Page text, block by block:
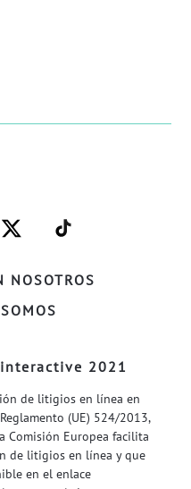
NOSOTROS
–
TWITTER–
–
WELIFE–
2021
de litigios en línea en
(UE) 524/2013,
Comisión Europea facilita
de litigios en línea y que
en el enlace